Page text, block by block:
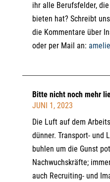
ihr alle Berufsfelder,
bieten hat? Schreibt
die Kommentare über
oder per Mail an:
Bitte nicht noch mehr
JUNI 1, 2023
Die Luft auf dem
dünner. Transport- und
buhlen um die Gunst
Nachwuchskräfte;
auch Recruiting- und